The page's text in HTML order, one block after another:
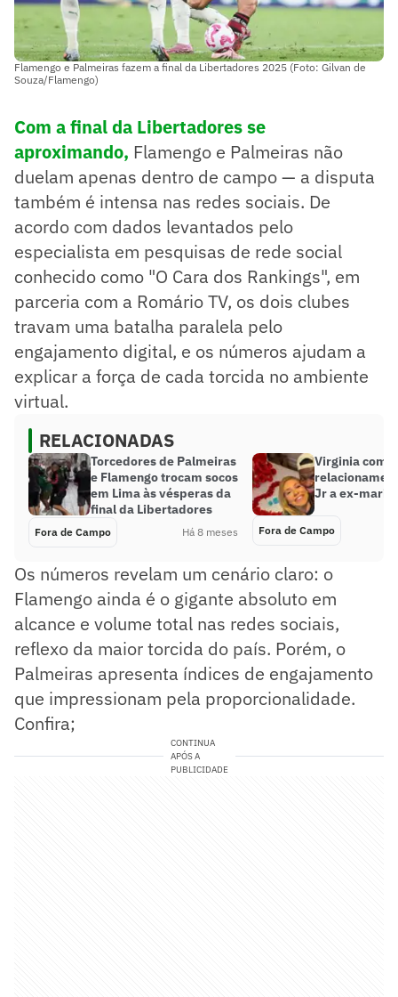
Flamengo e Palmeiras fazem a final da Libertadores 2025 (Foto: Gilvan de
Souza/Flamengo)
Com a final da Libertadores se
aproximando, Flamengo e Palmeiras não
duelam apenas dentro de campo — a disputa
também é intensa nas redes sociais. De
acordo com dados levantados pelo
especialista em pesquisas de rede social
conhecido como "O Cara dos Rankings", em
parceria com a Romário TV, os dois clubes
travam uma batalha paralela pelo
engajamento digital, e os números ajudam a
explicar a força de cada torcida no ambiente
virtual.
RELACIONADAS
Torcedores de Palmeiras
e Flamengo trocam socos
em Lima às vésperas da
final da Libertadores
Fora de Campo Há 8 meses
Virginia
Jr a ex-
Fora de Campo
Os números revelam um cenário claro: o
Flamengo ainda é o gigante absoluto em
alcance e volume total nas redes sociais,
reflexo da maior torcida do país. Porém, o
Palmeiras apresenta índices de engajamento
que impressionam pela proporcionalidade.
Confira;
CONTINUA
APÓS A
PUBLICIDADE